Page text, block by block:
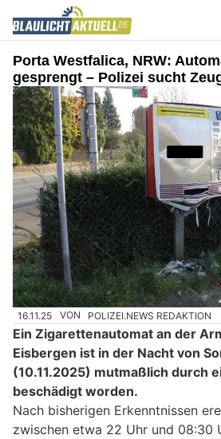
Porta Westfalica, NRW:
gesprengt – Polizei sucht
16.11.25 VON POLIZEI.NEWS REDAKTION
Ein Zigarettenautomat an der
Eisbergen ist in der Nacht von
(10.11.2025) mutmaßlich durch
beschädigt worden.
Nach bisherigen Erkenntnissen
zwischen etwa 22 Uhr und 08:30